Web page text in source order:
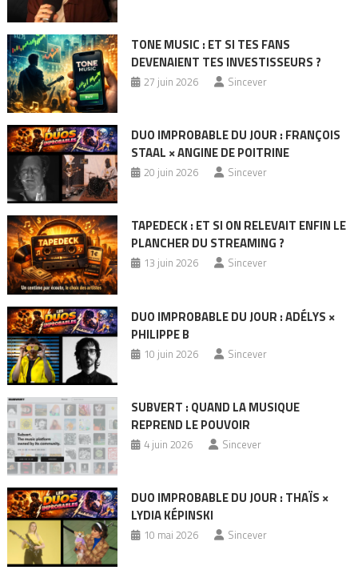
TONE MUSIC : ET SI TES FANS
DEVENAIENT TES INVESTISSEURS ?
27 juin 2026 Sincever
DUO IMPROBABLE DU JOUR : FRANÇOIS
STAAL × ANGINE DE POITRINE
20 juin 2026 Sincever
TAPEDECK : ET SI ON RELEVAIT ENFIN LE
PLANCHER DU STREAMING ?
13 juin 2026 Sincever
DUO IMPROBABLE DU JOUR : ADÉLYS ×
PHILIPPE B
10 juin 2026 Sincever
SUBVERT : QUAND LA MUSIQUE
REPREND LE POUVOIR
4 juin 2026 Sincever
DUO IMPROBABLE DU JOUR : THAÏS ×
LYDIA KÉPINSKI
10 mai 2026 Sincever